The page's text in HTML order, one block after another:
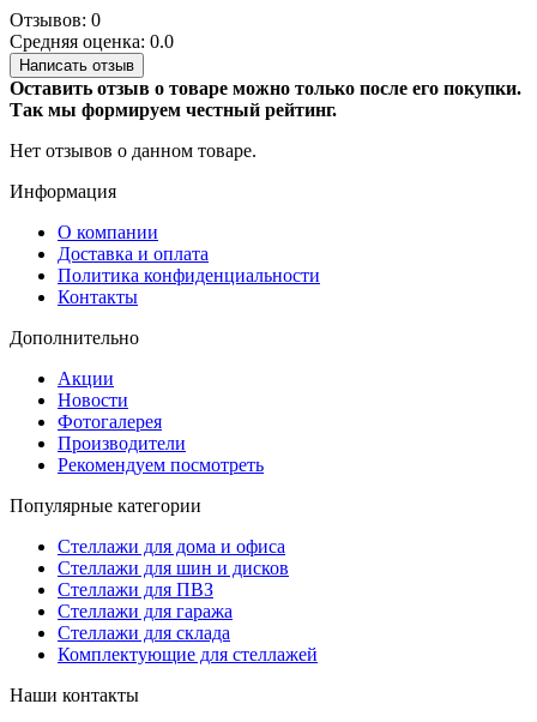
Отзывов: 0
Средняя оценка: 0.0
Написать отзыв
Оставить отзыв о товаре можно только после его покупки.
Так мы формируем честный рейтинг.
Нет отзывов о данном товаре.
Информация
О компании
Доставка и оплата
Политика конфиденциальности
Контакты
Дополнительно
Акции
Новости
Фотогалерея
Производители
Рекомендуем посмотреть
Популярные категории
Стеллажи для дома и офиса
Стеллажи для шин и дисков
Стеллажи для ПВЗ
Стеллажи для гаража
Стеллажи для склада
Комплектующие для стеллажей
Наши контакты